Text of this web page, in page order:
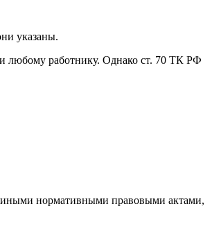
указаны.
любому работнику. Однако ст. 70 ТК РФ
иными нормативными правовыми актами,